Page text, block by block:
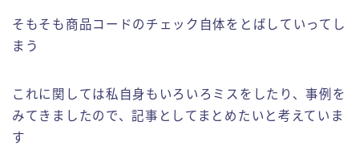
そもそも商品コードのチェック自体をとばしていってし
まう
これに関しては私自身もいろいろミスをしたり、事例を
みてきましたので、記事としてまとめたいと考えていま
す